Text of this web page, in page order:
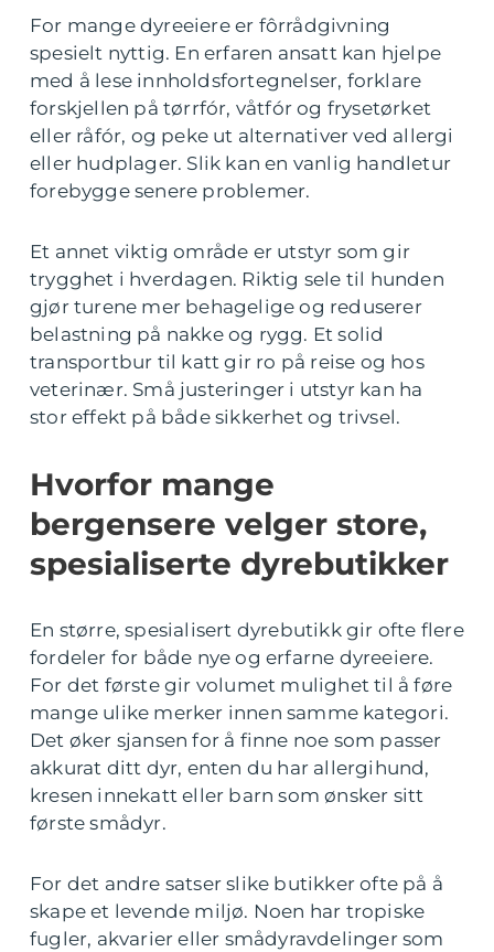
For mange dyreeiere er fôrrådgivning
spesielt nyttig. En erfaren ansatt kan hjelpe
med å lese innholdsfortegnelser, forklare
forskjellen på tørrfór, våtfór og frysetørket
eller råfór, og peke ut alternativer ved allergi
eller hudplager. Slik kan en vanlig handletur
forebygge senere problemer.
Et annet viktig område er utstyr som gir
trygghet i hverdagen. Riktig sele til hunden
gjør turene mer behagelige og reduserer
belastning på nakke og rygg. Et solid
transportbur til katt gir ro på reise og hos
veterinær. Små justeringer i utstyr kan ha
stor effekt på både sikkerhet og trivsel.
Hvorfor mange
bergensere velger store,
spesialiserte dyrebutikker
En større, spesialisert dyrebutikk gir ofte flere
fordeler for både nye og erfarne dyreeiere.
For det første gir volumet mulighet til å føre
mange ulike merker innen samme kategori.
Det øker sjansen for å finne noe som passer
akkurat ditt dyr, enten du har allergihund,
kresen innekatt eller barn som ønsker sitt
første smådyr.
For det andre satser slike butikker ofte på å
skape et levende miljø. Noen har tropiske
fugler, akvarier eller smådyravdelinger som